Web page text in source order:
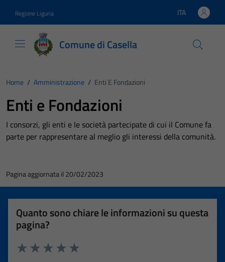
Regione Liguria Lingua attiva:
ITA
Comune di Casella
Home / Amministrazione / Enti E Fondazioni
Enti e Fondazioni
I consorzi, gli enti e le società partecipate di cui il Comune fa
parte per rappresentare al meglio gli interessi della comunità.
Pagina aggiornata il 20/02/2023
Quanto sono chiare le informazioni su questa
pagina?
Valuta 5 stelle su 5
Valuta 4 stelle su 5
Valuta 3 stelle su 5
Valuta 2 stelle su 5
Valuta 1 stelle su 5